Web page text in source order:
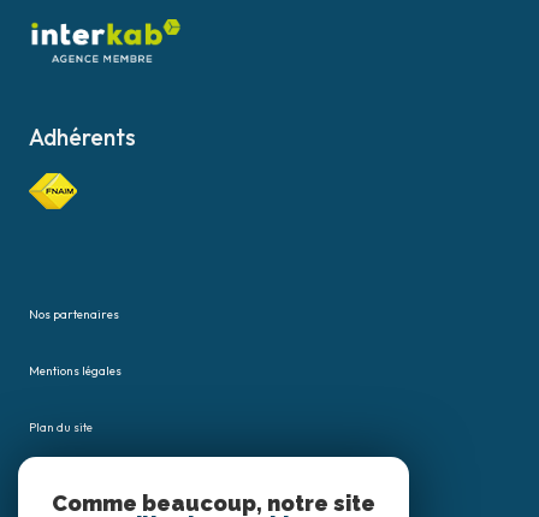
Adhérents
Nos partenaires
Mentions légales
Plan du site
Comme beaucoup, notre site